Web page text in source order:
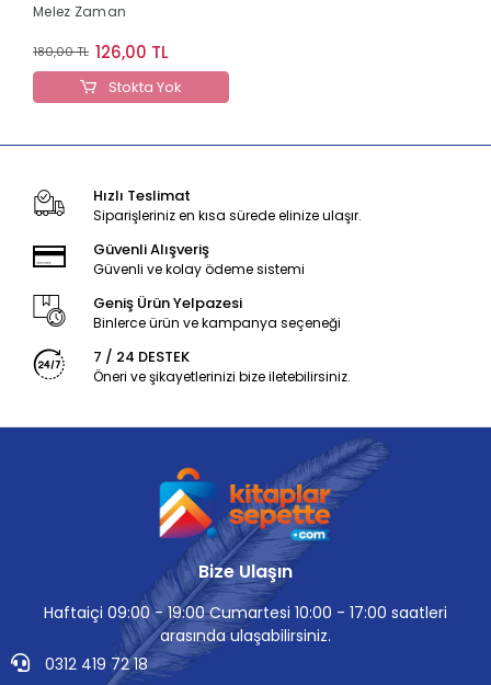
Melez Zaman
180,00 TL 126,00 TL
Stokta Yok
Hızlı Teslimat
Siparişleriniz en kısa sürede elinize ulaşır.
Güvenli Alışveriş
Güvenli ve kolay ödeme sistemi
Geniş Ürün Yelpazesi
Binlerce ürün ve kampanya seçeneği
7 / 24 DESTEK
Öneri ve şikayetlerinizi bize iletebilirsiniz.
Bize Ulaşın
Haftaiçi 09:00 - 19:00 Cumartesi 10:00 - 17:00 saatleri
arasında ulaşabilirsiniz.
0312 419 72 18